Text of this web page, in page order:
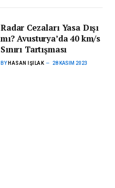
Radar Cezaları Yasa Dışı
mı? Avusturya’da 40 km/s
Sınırı Tartışması
BY HASAN IŞILAK 28 KASIM 2023